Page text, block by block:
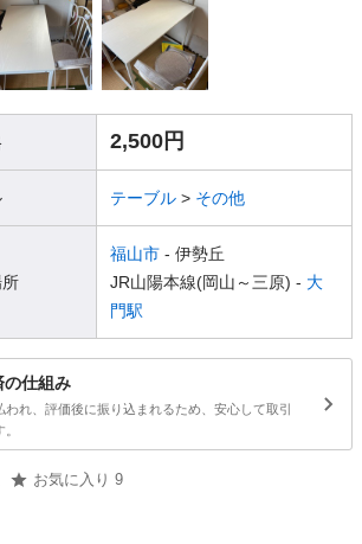
2,500円
テーブル > その他
福山市 - 伊勢丘
JR山陽本線(岡山～三原) - 大
門駅
の仕組み
われ、評価後に振り込まれるため、安心して取引
お気に入り 9